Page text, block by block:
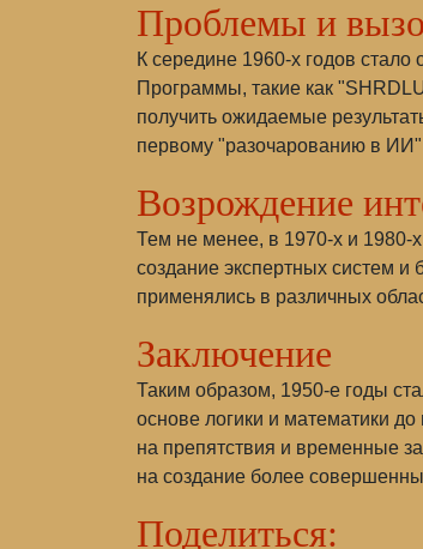
Проблемы и
К середине 1960-х годов
Программы, такие как
получить ожидаемые
первому "разочарованию в ИИ"
Возрождение
Тем не менее, в 1970-х и 1980-
создание экспертных систем
применялись в различных
Заключение
Таким образом, 1950-е годы
основе логики и математики
на препятствия и временные
на создание более
Поделиться: